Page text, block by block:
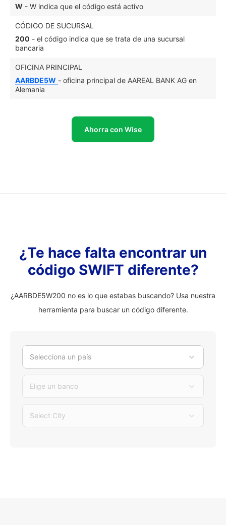
W - W indica que el código está activo
CÓDIGO DE SUCURSAL
200 - el código indica que se trata de una sucursal
bancaria
OFICINA PRINCIPAL
AARBDE5W - oficina principal de AAREAL BANK AG en
Alemania
Ahorra con Wise
¿Te hace falta encontrar un
código SWIFT diferente?
¿AARBDE5W200 no es lo que estabas buscando? Usa nuestra
herramienta para buscar un código diferente.
Selecciona un país
Elige un banco
Select City